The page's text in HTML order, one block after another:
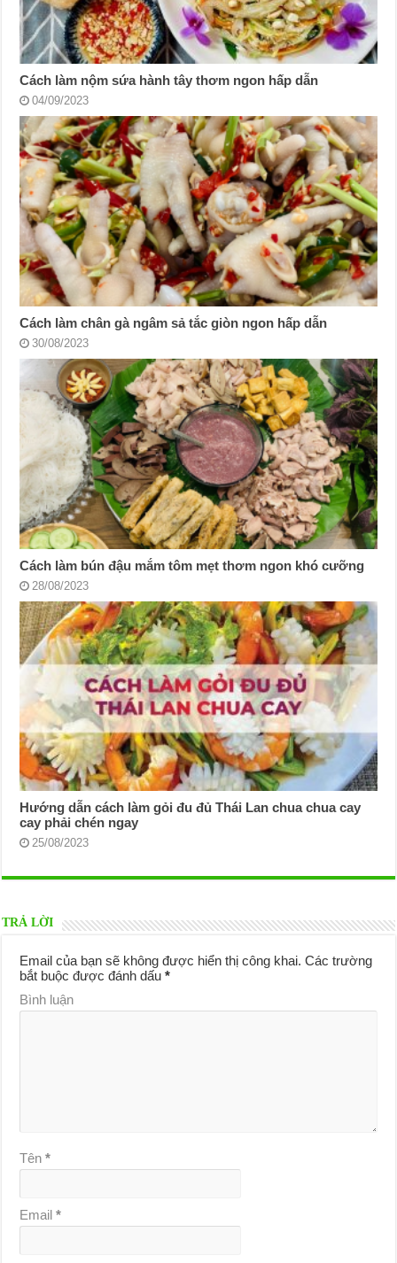
Cách làm nộm sứa hành tây thơm ngon hấp dẫn
04/09/2023
Cách làm chân gà ngâm sả tắc giòn ngon hấp dẫn
30/08/2023
Cách làm bún đậu mắm tôm mẹt thơm ngon khó cưỡng
28/08/2023
Hướng dẫn cách làm gỏi đu đủ Thái Lan chua chua cay
cay phải chén ngay
25/08/2023
TRẢ LỜI
Email của bạn sẽ không được hiển thị công khai. Các trường
bắt buộc được đánh dấu*
Bình luận
Tên*
Email*